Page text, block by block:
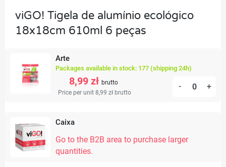
viGO! Tigela de alumínio ecológico
18x18cm 610ml 6 peças
Arte
Packages available in stock: 177 (shipping 24h)
8,99 zł brutto
Price per unit 8,99 zł brutto
- +
Caixa
Go to the B2B area to purchase larger
quantities.